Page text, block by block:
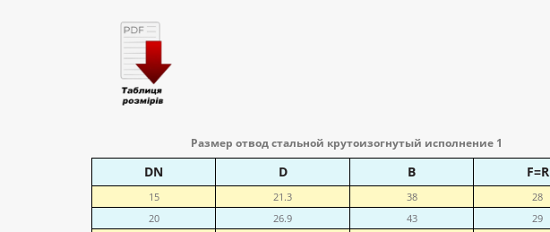
Размер отвод стальной крутоизогнутый исполнение 1
DN D В F=R
15 21.3 38
28
20
26.9 43
29